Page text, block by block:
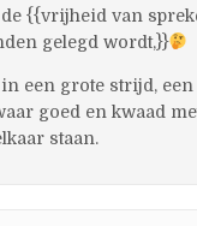
{{vrijheid van
gelegd wordt,}}
een grote strijd, een
goed en kwaad
staan.